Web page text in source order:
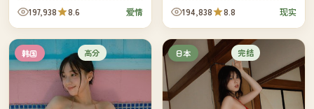
孤独的人在城市最安静的时段彼
此照亮，谱出一段不被人看见却
光亮...
197,938 8.6 爱情
餐。这一晚以后，他们将各自被
山路与雨季隔开半年。
194,838 8.8 现实
韩国 高分 日本 完结